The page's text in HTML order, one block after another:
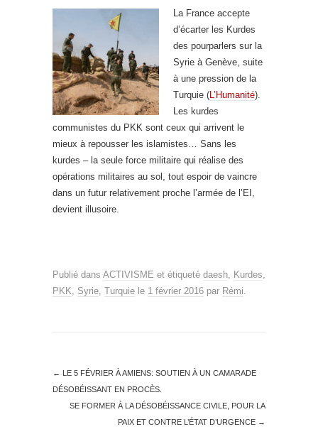
La France accepte
d’écarter les Kurdes
des pourparlers sur la
Syrie à Genève, suite
à une pression de la
Turquie ( L’Humanité).
Les kurdes
communistes du PKK sont ceux qui arrivent le
mieux à repousser les islamistes… Sans les
kurdes – la seule force militaire qui réalise des
opérations militaires au sol, tout espoir de vaincre
dans un futur relativement proche l’armée de l’EI,
devient illusoire.
Publié dans ACTIVISME et étiqueté daesh Kurdes
PKK
Syrie Turquie le 1 février 2016 par Rémi
← LE 5 FÉVRIER À AMIENS: SOUTIEN À UN CAMARADE
DÉSOBÉISSANT EN PROCÈS.
SE FORMER À LA DÉSOBÉISSANCE CIVILE, POUR LA
PAIX ET CONTRE L’ÉTAT D’URGENCE →